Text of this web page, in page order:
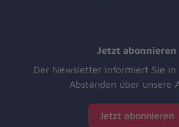
Jetzt abonnieren
Der Newsletter informiert Sie in
Abständen über unsere
Jetzt abonnieren